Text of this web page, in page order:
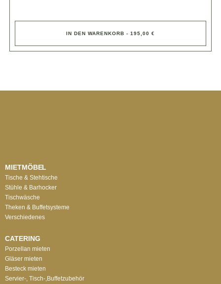
IN DEN WARENKORB - 195,00 €
MIETMÖBEL
Tische & Stehtische
Stühle & Barhocker
Tischwäsche
Theken & Buffetsysteme
Verschiedenes
CATERING
Porzellan mieten
Gläser mieten
Besteck mieten
Servier-, Tisch-,Buffetzubehör